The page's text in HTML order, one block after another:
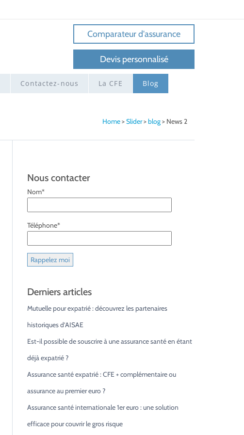
Comparateur d'assurance
Devis personnalisé
Contactez-nous La CFE Blog
Home>Slider>blog> News 2
Nous contacter
Nom*
Téléphone*
Derniers articles
Mutuelle pour expatrié : découvrez les partenaires
historiques d’AISAE
Est-il possible de souscrire à une assurance santé en étant
déjà expatrié ?
Assurance santé expatrié : CFE + complémentaire ou
assurance au premier euro ?
Assurance santé internationale 1er euro : une solution
efficace pour couvrir le gros risque